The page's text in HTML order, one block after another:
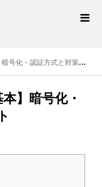
・認証方式と対策のポイント
】暗号化・